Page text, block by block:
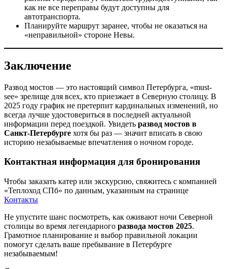
как не все переправы будут доступны для
автотранспорта.
Планируйте маршрут заранее, чтобы не оказаться на
«неправильной» стороне Невы.
Заключение
Развод мостов — это настоящий символ Петербурга, «must-
see» зрелище для всех, кто приезжает в Северную столицу. В
2025 году график не претерпит кардинальных изменений, но
всегда лучше удостовериться в последней актуальной
информации перед поездкой. Увидеть развод мостов в
Санкт-Петербурге хотя бы раз — значит вписать в свою
историю незабываемые впечатления о ночном городе.
Контактная информация для бронирования
Чтобы заказать катер или экскурсию, свяжитесь с компанией
«Теплоход СПб» по данным, указанным на странице
Контакты
Не упустите шанс посмотреть, как оживают ночи Северной
столицы во время легендарного развода мостов 2025.
Грамотное планирование и выбор правильной локации
помогут сделать ваше пребывание в Петербурге
незабываемым!